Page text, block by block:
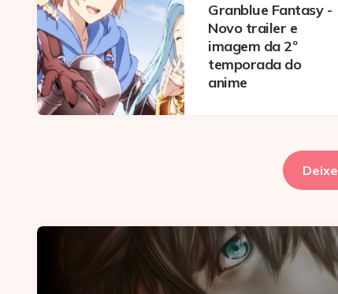
Granblue Fantasy -
Novo trailer e
imagem da 2º
temporada do
anime